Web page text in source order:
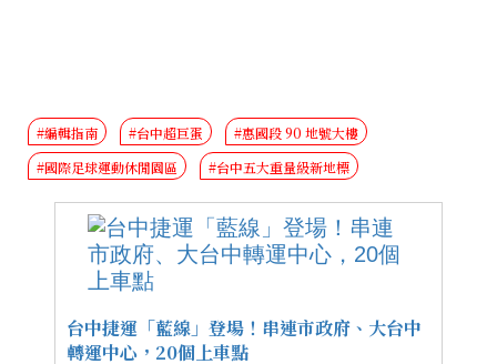
#編輯指南 #台中超巨蛋
#惠國段 90 地號大樓
#國際足球運動休閒園區
#台中五大重量級新地標
台中捷運「藍線」登場！串連市政府、大台中
轉運中心，20個上車點